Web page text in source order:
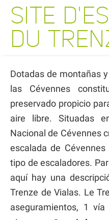
SITE
DU
Dotadas de montañas
las Cévennes
preservado propicio
aire libre. Situadas
Nacional de Cévennes
escalada de
tipo de escaladores.
aquí hay una
Trenze de Vialas. Le
aseguramientos, 1